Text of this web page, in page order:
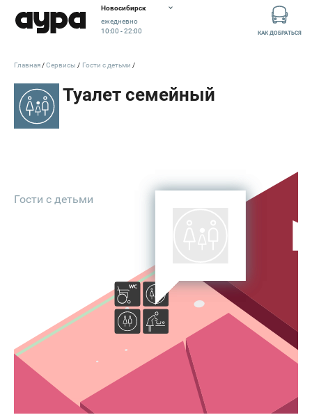
Новосибирск
ежедневно
10:00 - 22:00
КАК ДОБРАТЬСЯ
Гости с детьми
Главная Сервисы Гости с детьми